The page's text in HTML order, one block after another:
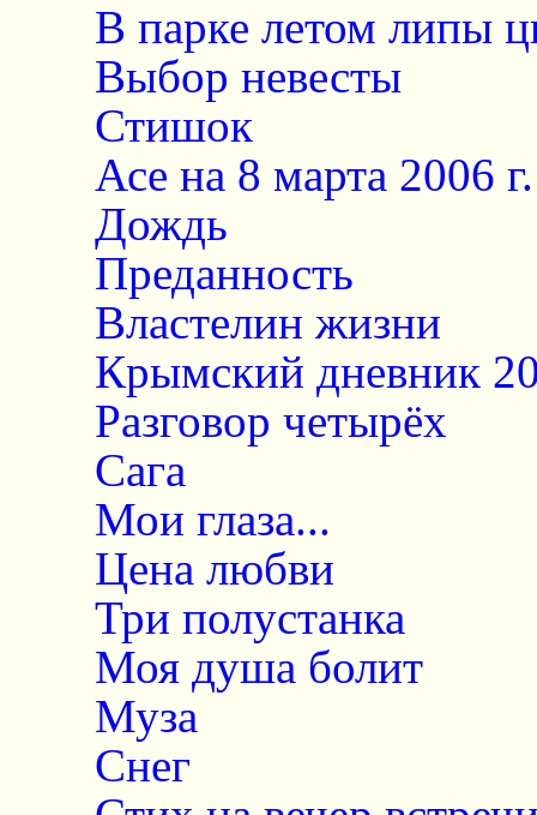
В парке летом липы
Выбор невесты
Стишок
Асе на 8 марта 2006 г.
Дождь
Преданность
Властелин жизни
Крымский дневник
Разговор четырёх
Сага
Мои глаза...
Цена любви
Три полустанка
Моя душа болит
Муза
Снег